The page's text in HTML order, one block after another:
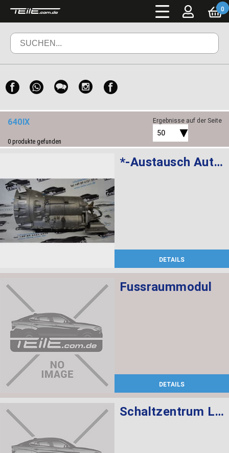
0
640IX
0 produkte gefunden
Ergebnisse auf der Seite
50
*-Austausch Automatikgetriebe EH GA8HP70Z
DETAILS
Fussraummodul
DETAILS
Schaltzentrum Lenksäule